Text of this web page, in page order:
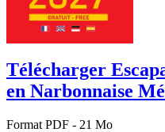
Télécharger
en Narbonnaise
Format PDF - 21 Mo